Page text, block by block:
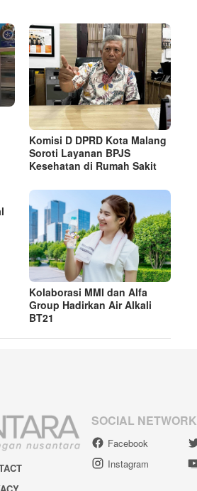
Komisi D DPRD Kota Malang
Soroti Layanan BPJS
Kesehatan di Rumah Sakit
Kolaborasi MMI dan Alfa
Group Hadirkan Air Alkali
BT21
SOCIAL NETWORK
Facebook
Instagram